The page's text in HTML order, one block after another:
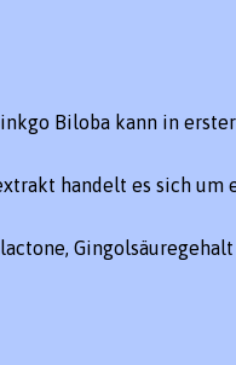
Biloba kann in
handelt es sich